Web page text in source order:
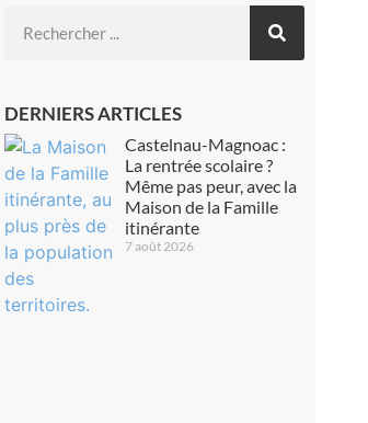
DERNIERS ARTICLES
Castelnau-Magnoac :
La rentrée scolaire ?
Même pas peur, avec la
Maison de la Famille
itinérante
7 août 2026